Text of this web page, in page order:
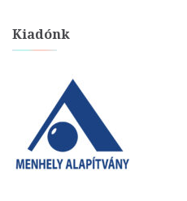
Kiadónk